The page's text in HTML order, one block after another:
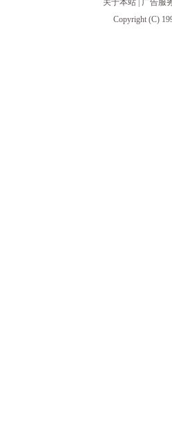
关于本站
广告服
Copyright (C)